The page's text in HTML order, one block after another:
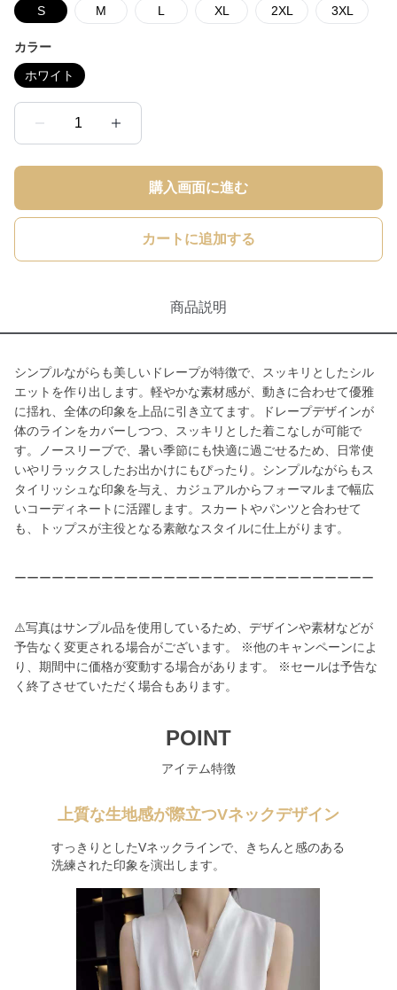
S M L XL 2XL 3XL
カラー
ホワイト
1
購入画面に進む
カートに追加する
商品説明
シンプルながらも美しいドレープが特徴で、スッキリとしたシル
エットを作り出します。軽やかな素材感が、動きに合わせて優雅
に揺れ、全体の印象を上品に引き立てます。ドレープデザインが
体のラインをカバーしつつ、スッキリとした着こなしが可能で
す。ノースリーブで、暑い季節にも快適に過ごせるため、日常使
いやリラックスしたお出かけにもぴったり。シンプルながらもス
タイリッシュな印象を与え、カジュアルからフォーマルまで幅広
いコーディネートに活躍します。スカートやパンツと合わせて
も、トップスが主役となる素敵なスタイルに仕上がります。
ーーーーーーーーーーーーーーーーーーーーーーーーーーーーー
⚠️写真はサンプル品を使用しているため、デザインや素材などが
予告なく変更される場合がございます。 ※他のキャンペーンによ
り、期間中に価格が変動する場合があります。 ※セールは予告な
く終了させていただく場合もあります。
POINT
アイテム特徴
上質な生地感が際立つVネックデザイン
すっきりとしたVネックラインで、きちんと感のある
洗練された印象を演出します。